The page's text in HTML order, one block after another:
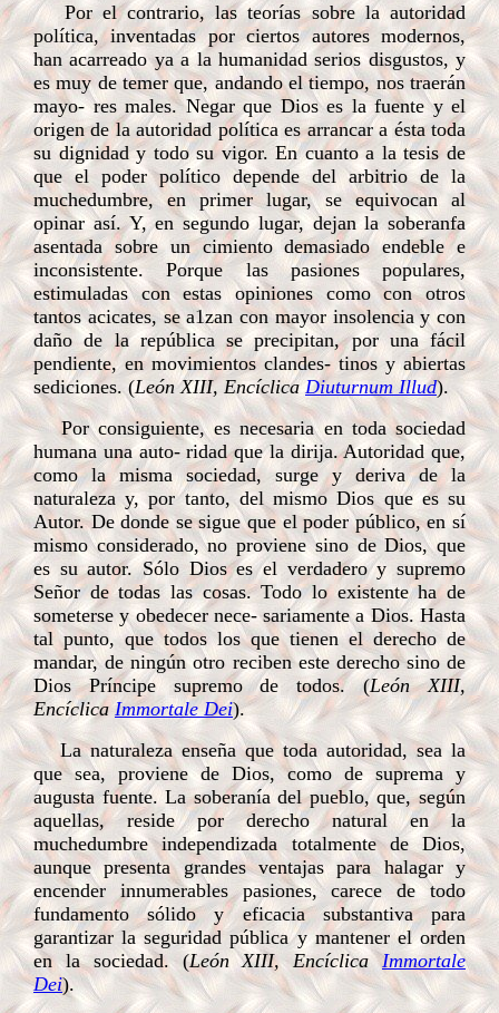
Por el contrario, las teorías sobre la autoridad
política, inventadas por ciertos autores modernos,
han acarreado ya a la humanidad serios disgustos, y
es muy de temer que, andando el tiempo, nos traerán
mayo- res males. Negar que Dios es la fuente y el
origen de la autoridad política es arrancar a ésta toda
su dignidad y todo su vigor. En cuanto a la tesis de
que el poder político depende del arbitrio de la
muchedumbre, en primer lugar, se equivocan al
opinar así. Y, en segundo lugar, dejan la soberanfa
asentada sobre un cimiento demasiado endeble e
inconsistente. Porque las pasiones populares,
estimuladas con estas opiniones como con otros
tantos acicates, se a1zan con mayor insolencia y con
daño de la república se precipitan, por una fácil
pendiente, en movimientos clandes- tinos y abiertas
sediciones. (León XIII, EncíclicaDiuturnum Illud).
Por consiguiente, es necesaria en toda sociedad
humana una auto- ridad que la dirija. Autoridad que,
como la misma sociedad, surge y deriva de la
naturaleza y, por tanto, del mismo Dios que es su
Autor. De donde se sigue que el poder público, en sí
mismo considerado, no proviene sino de Dios, que
es su autor. Sólo Dios es el verdadero y supremo
Señor de todas las cosas. Todo lo existente ha de
someterse y obedecer nece- sariamente a Dios. Hasta
tal punto, que todos los que tienen el derecho de
mandar, de ningún otro reciben este derecho sino de
Dios Príncipe supremo de todos. (León XIII,
EncíclicaImmortale Dei).
La naturaleza enseña que toda autoridad, sea la
que sea, proviene de Dios, como de suprema y
augusta fuente. La soberanía del pueblo, que, según
aquellas, reside por derecho natural en la
muchedumbre independizada totalmente de Dios,
aunque presenta grandes ventajas para halagar y
encender innumerables pasiones, carece de todo
fundamento sólido y eficacia substantiva para
garantizar la seguridad pública y mantener el orden
en la sociedad. (León XIII, EncíclicaImmortale
Dei).